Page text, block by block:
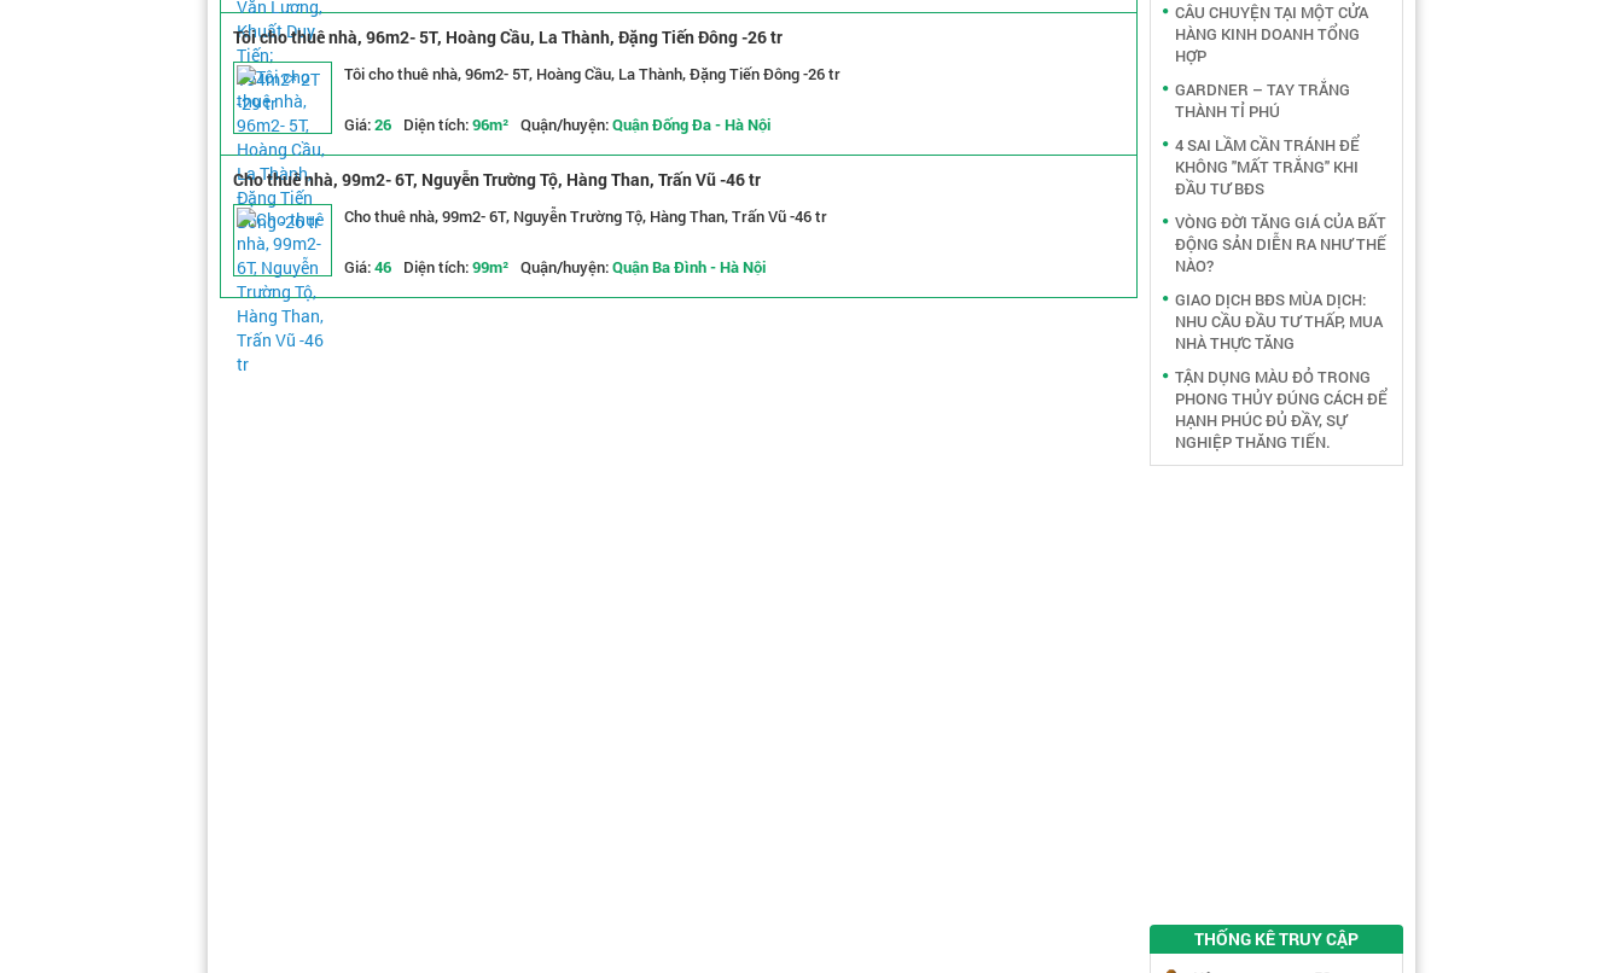
Tôi cho thuê nhà, 96m2- 5T, Hoàng Cầu, La Thành, Đặng Tiến Đông -26 tr
Tôi cho thuê nhà, 96m2- 5T, Hoàng Cầu, La Thành, Đặng Tiến Đông -26 tr
Giá:26 Diện tích:96m² Quận/huyện:Quận Đống Đa - Hà Nội
Cho thuê nhà, 99m2- 6T, Nguyễn Trường Tộ, Hàng Than, Trấn Vũ -46 tr
Cho thuê nhà, 99m2- 6T, Nguyễn Trường Tộ, Hàng Than, Trấn Vũ -46 tr
Giá:46 Diện tích:99m² Quận/huyện:Quận Ba Đình - Hà Nội
CÂU CHUYỆN TẠI MỘT CỬA
HÀNG KINH DOANH TỔNG
HỢP
GARDNER – TAY TRẮNG
THÀNH TỈ PHÚ
4 SAI LẦM CẦN TRÁNH ĐỂ
KHÔNG "MẤT TRẮNG" KHI
ĐẦU TƯ BĐS
VÒNG ĐỜI TĂNG GIÁ CỦA BẤT
ĐỘNG SẢN DIỄN RA NHƯ THẾ
NÀO?
GIAO DỊCH BĐS MÙA DỊCH:
NHU CẦU ĐẦU TƯ THẤP, MUA
NHÀ THỰC TĂNG
TẬN DỤNG MÀU ĐỎ TRONG
PHONG THỦY ĐÚNG CÁCH ĐỂ
HẠNH PHÚC ĐỦ ĐẦY, SỰ
NGHIỆP THĂNG TIẾN.
THỐNG KÊ TRUY CẬP